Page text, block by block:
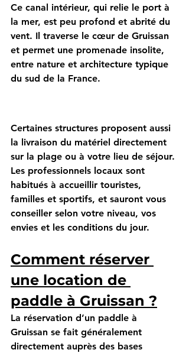
Ce canal intérieur, qui relie le port à
la mer, est peu profond et abrité du
vent. Il traverse le cœur de Gruissan
et permet une promenade insolite,
entre nature et architecture typique
du sud de la France.
Certaines structures proposent aussi
la livraison du matériel directement
sur la plage ou à votre lieu de séjour.
Les professionnels locaux sont
habitués à accueillir touristes,
familles et sportifs, et sauront vous
conseiller selon votre niveau, vos
envies et les conditions du jour.
Comment réserver
une location de
paddle à Gruissan ?
La réservation d’un paddle à
Gruissan se fait généralement
directement auprès des bases